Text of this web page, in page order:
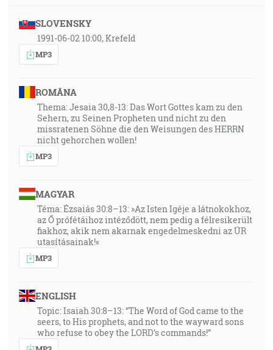
SLOVENSKY
1991-06-02 10:00, Krefeld
MP3
ROMÂNA
Thema: Jesaia 30,8-13: Das Wort Gottes kam zu den
Sehern, zu Seinen Propheten und nicht zu den
missratenen Söhne die den Weisungen des HERRN
nicht gehorchen wollen!
MP3
MAGYAR
Téma: Ézsaiás 30:8–13: »Az Isten Igéje a látnokokhoz,
az Ő prófétáihoz intéződött, nem pedig a félresikerült
fiakhoz, akik nem akarnak engedelmeskedni az ÚR
utasításainak!«
MP3
ENGLISH
Topic: Isaiah 30:8–13: “The Word of God came to the
seers, to His prophets, and not to the wayward sons
who refuse to obey the LORD’s commands!”